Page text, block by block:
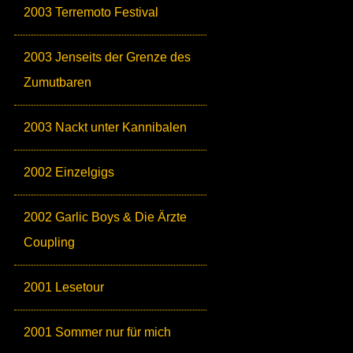
2003 Terremoto Festival
2003 Jenseits der Grenze des
Zumutbaren
2003 Nackt unter Kannibalen
2002 Einzelgigs
2002 Garlic Boys & Die Ärzte
Coupling
2001 Lesetour
2001 Sommer nur für mich